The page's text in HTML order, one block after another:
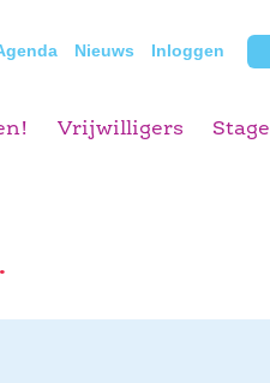
Nieuws Inloggen
Vrijwilligers Stage